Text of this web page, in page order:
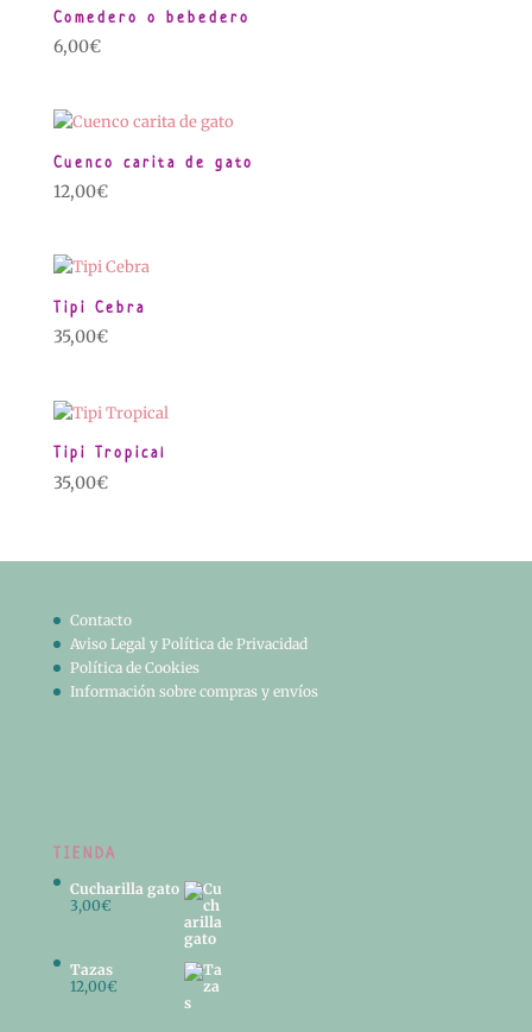
Comedero o bebedero
6,00€
Cuenco carita de gato
12,00€
Tipi Cebra
35,00€
Tipi Tropical
35,00€
Contacto
Aviso Legal y Política de Privacidad
Política de Cookies
Información sobre compras y envíos
TIENDA
Cucharilla gato
3,00€
Tazas
12,00€